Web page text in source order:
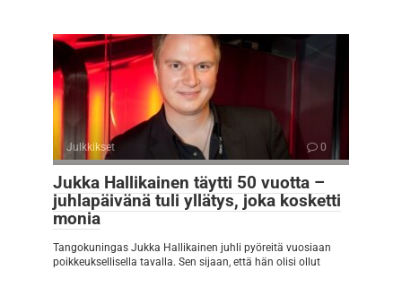
Julkkikset 0
Jukka Hallikainen täytti 50 vuotta –
juhlapäivänä tuli yllätys, joka kosketti
monia
Tangokuningas Jukka Hallikainen juhli pyöreitä vuosiaan
poikkeuksellisella tavalla. Sen sijaan, että hän olisi ollut